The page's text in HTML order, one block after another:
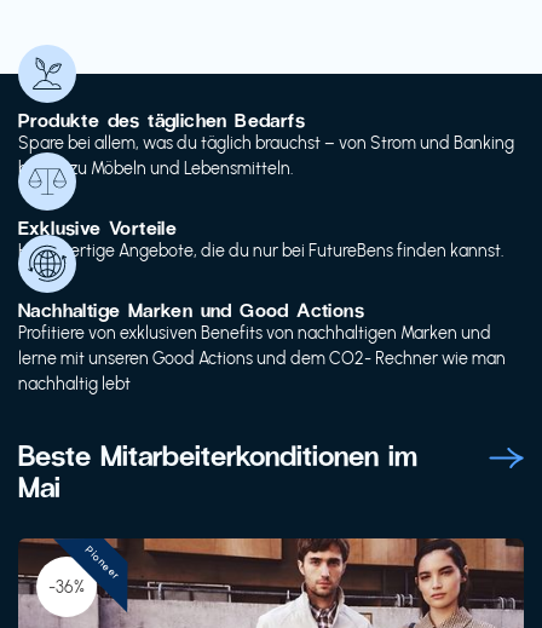
Produkte des täglichen Bedarfs
Spare bei allem, was du täglich brauchst – von Strom und Banking
bis hin zu Möbeln und Lebensmitteln.
Exklusive Vorteile
Hochwertige Angebote, die du nur bei FutureBens finden kannst.
Nachhaltige Marken und Good Actions
Profitiere von exklusiven Benefits von nachhaltigen Marken und
lerne mit unseren Good Actions und dem CO2- Rechner wie man
nachhaltig lebt
Beste Mitarbeiterkonditionen im
Mai
-36%
Pioneer